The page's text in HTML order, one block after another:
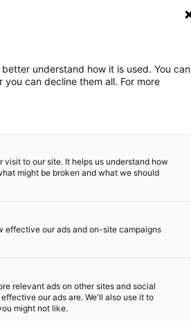
understand how it is used. You can
can decline them all. For more
to our site. It helps us understand how
might be broken and what we should
effective our ads and on-site campaigns
relevant ads on other sites and social
our ads are. We'll also use it to
might not like.